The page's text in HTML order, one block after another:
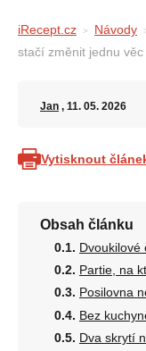
iRecept.cz Návody
stačí změnit jednu
Jan , 11. 05. 2026
Vytisknout
Obsah článku
Dvoukilové
Partie, na
Posilovna
Bez
Dva skrytí